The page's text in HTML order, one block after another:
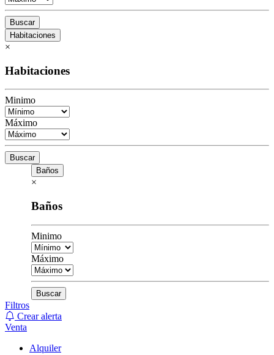
Buscar
Habitaciones
×
Habitaciones
Minimo
Máximo
Buscar
Baños
×
Baños
Minimo
Máximo
Buscar
Filtros
Crear alerta
Venta
Alquiler